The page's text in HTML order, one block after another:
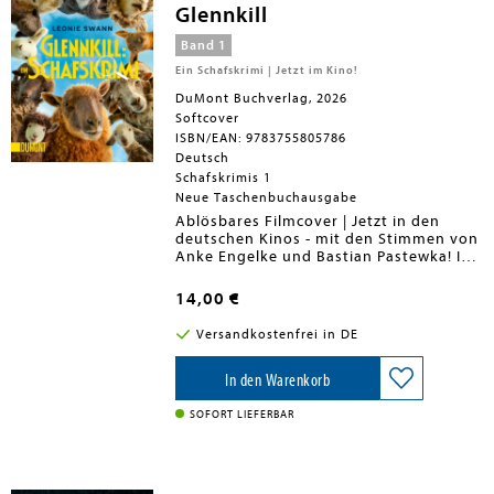
Glennkill
Band 1
Ein Schafskrimi | Jetzt im Kino!
DuMont Buchverlag, 2026
Softcover
ISBN/EAN: 9783755805786
Deutsch
Schafskrimis 1
Neue Taschenbuchausgabe
Ablösbares Filmcover | Jetzt in den
deutschen Kinos - mit den Stimmen von
Anke Engelke und Bastian Pastewka! Im
George Glenn Abend für Abend seiner
Herde Geschichten vor - auch mal einen
Krimi. Als er dann selbst leblos im
irischen Gras liegt, einen Spaten in der
Brust, wissen die Schafe: Das war Mord.
Aber wer hat den alten Schäfer
umgebracht? Was war das Motiv? Und
wie findet man einen Mörder?
14,00 €
Versandkostenfrei in DE
In den Warenkorb
SOFORT LIEFERBAR